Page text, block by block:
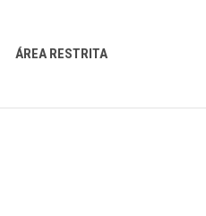
ÁREA RESTRITA